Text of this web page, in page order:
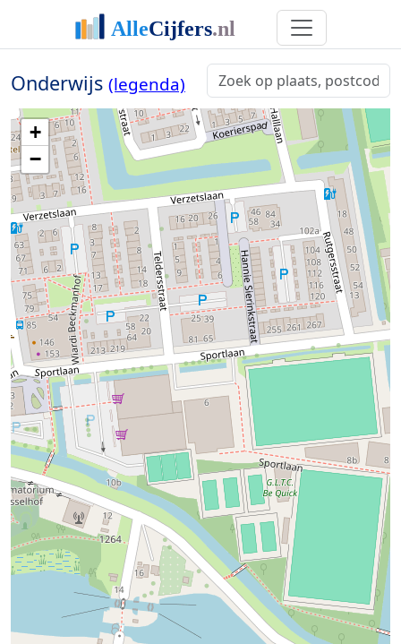
Onderwijs (legenda)
+
−